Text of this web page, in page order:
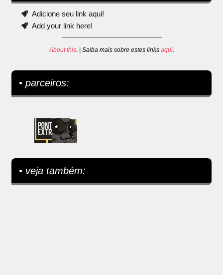
Adicione seu link aqui!
Add your link here!
About this. | Saiba mais sobre estes links aqui.
• parceiros:
• veja também: